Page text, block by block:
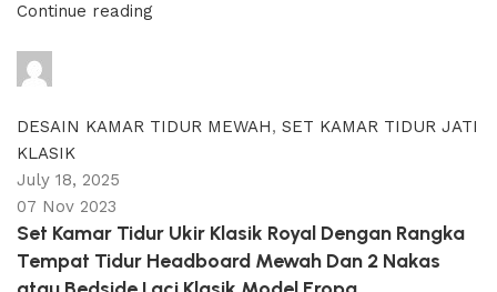
Continue reading
DESAIN KAMAR TIDUR MEWAH, SET KAMAR TIDUR JATI
KLASIK
July 18, 2025
07 Nov 2023
Set Kamar Tidur Ukir Klasik Royal Dengan Rangka
Tempat Tidur Headboard Mewah Dan 2 Nakas